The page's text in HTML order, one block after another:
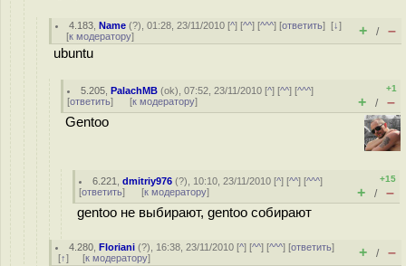
4.183 ,Name (?), 01:28, 23/11/2010 [^] [^^] [^^^] [ответить][↓]
[к модератору] + / –
ubuntu
5.205 ,PalachMB (ok), 07:52, 23/11/2010 [^] [^^] [^^^]
[ответить] [к модератору]
+1
+ / –
Gentoo
6.221 ,dmitriy976 (?), 10:10, 23/11/2010 [^] [^^] [^^^]
[ответить] [к модератору]
+15
+ / –
gentoo не выбирают, gentoo собирают
4.280 ,Floriani (?), 16:38, 23/11/2010 [^] [^^] [^^^] [ответить]
[↑] [к модератору] + / –